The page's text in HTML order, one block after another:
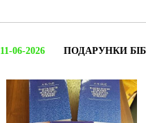
11-06-2026 ПОДАРУНКИ